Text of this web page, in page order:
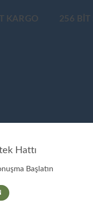
KARGO 256 BİT
Hattı
Başlatın